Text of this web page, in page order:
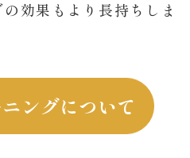
効果もより長持ちしま
ングについて